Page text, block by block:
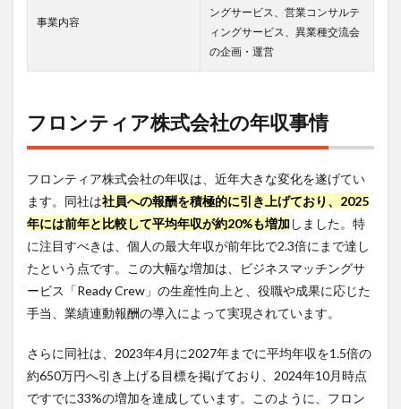
難易
度の
評価
基準
4.2
求人
情報
の傾
向と
他企
業と
の比
較
激務
度と
フロ
ンテ
事業内容
ングサービス、営業コンサルテ
ィングサービス、異業種交流会
の企画・運営
フロンティア株式会社の年収事情
フロンティア株式会社の年収は、近年大きな変化を遂げてい
ます。同社は社員への報酬を積極的に引き上げており、2025
年には前年と比較して平均年収が約20%も増加しました。特
に注目すべきは、個人の最大年収が前年比で2.3倍にまで達し
たという点です。この大幅な増加は、ビジネスマッチングサ
ービス「Ready Crew」の生産性向上と、役職や成果に応じた
手当、業績連動報酬の導入によって実現されています。
さらに同社は、2023年4月に2027年までに平均年収を1.5倍の
約650万円へ引き上げる目標を掲げており、2024年10月時点
ですでに33%の増加を達成しています。このように、フロン